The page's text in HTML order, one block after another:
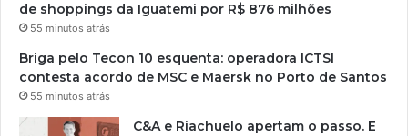
de shoppings da Iguatemi por R$ 876 milhões
55 minutos atrás
Briga pelo Tecon 10 esquenta: operadora ICTSI
contesta acordo de MSC e Maersk no Porto de Santos
55 minutos atrás
C&A e Riachuelo apertam o passo. E